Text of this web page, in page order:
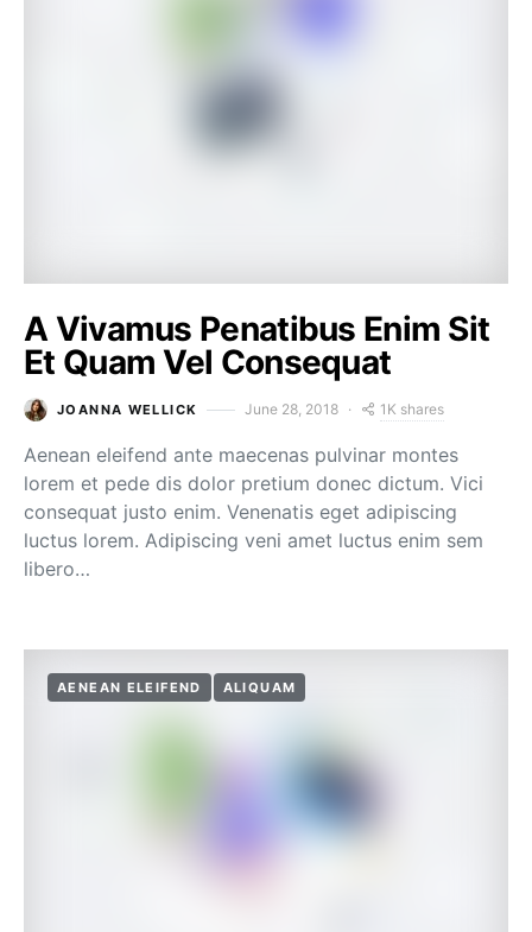
A Vivamus Penatibus Enim Sit
Et Quam Vel Consequat
JOANNA WELLICK June 28, 2018 1K shares
Aenean eleifend ante maecenas pulvinar montes
lorem et pede dis dolor pretium donec dictum. Vici
consequat justo enim. Venenatis eget adipiscing
luctus lorem. Adipiscing veni amet luctus enim sem
libero…
AENEAN ELEIFEND ALIQUAM